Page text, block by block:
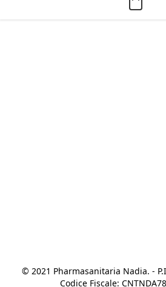
© 2021 Pharmasanitaria Nadia. -
Codice Fiscale: